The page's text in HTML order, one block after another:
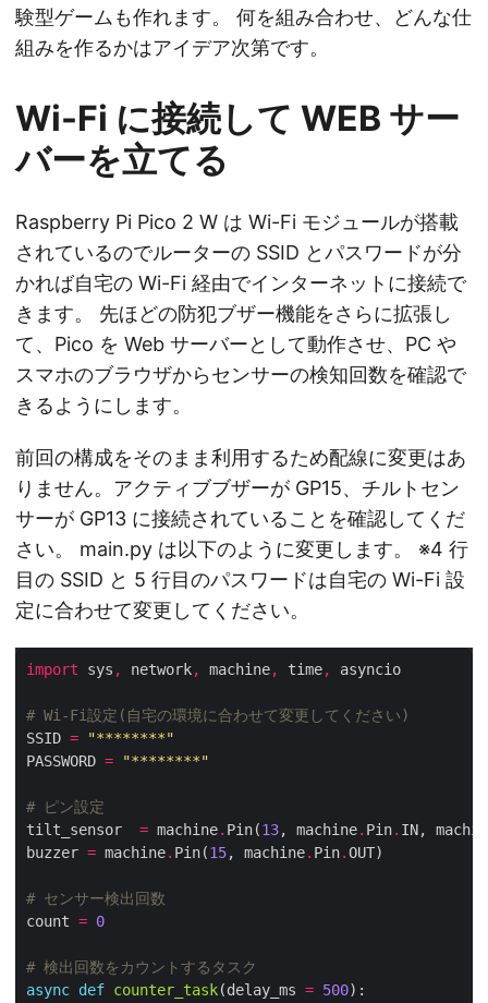
験型ゲームも作れます。 何を組み合わせ、どんな仕
組みを作るかはアイデア次第です。
Wi-Fi に接続して WEB サー
バーを立てる
Raspberry Pi Pico 2 W は Wi-Fi モジュールが搭載
されているのでルーターの SSID とパスワードが分
かれば自宅の Wi-Fi 経由でインターネットに接続で
きます。 先ほどの防犯ブザー機能をさらに拡張し
て、Pico を Web サーバーとして動作させ、PC や
スマホのブラウザからセンサーの検知回数を確認で
きるようにします。
前回の構成をそのまま利用するため配線に変更はあ
りません。アクティブブザーが GP15、チルトセン
サーが GP13 に接続されていることを確認してくだ
さい。 main.py は以下のように変更します。 ※4 行
目の SSID と 5 行目のパスワードは自宅の Wi-Fi 設
定に合わせて変更してください。
import sys , network, machine, time,
# Wi-Fi設定(自宅の環境に合わせて変更してください)
SSID =
"********"
PASSWORD = "********"
# ピン設定
tilt_sensor = machine. Pin(13, machine. Pin. IN,
buzzer = machine. Pin(15, machine. Pin.
# センサー検出回数
count = 0
# 検出回数をカウントするタスク
async def counter_task(delay_ms = 500